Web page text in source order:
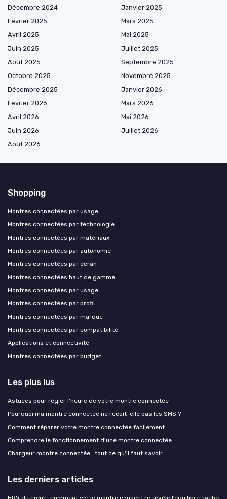
Décembre 2024
Janvier 2025
Février 2025
Mars 2025
Avril 2025
Mai 2025
Juin 2025
Juillet 2025
Août 2025
Septembre 2025
Octobre 2025
Novembre 2025
Décembre 2025
Janvier 2026
Février 2026
Mars 2026
Avril 2026
Mai 2026
Juin 2026
Juillet 2026
Août 2026
Shopping
Montres connectées par usage
Montres connectées par technologie
Montres connectées par matériaux
Montres connectées par autonomie
Montres connectées par écran
Montres connectées haut de gamme
Montres connectées par usage
Montres connectées par profil
Montres connectées par marque
Montres connectées par compatibilité
Applications et connectivité
Montres connectées par budget
Les plus lus
Astuces pour régler l'heure de votre montre connectée
Pourquoi ma montre connectée ne reçoit-elle pas les SMS ?
Comment réparer votre montre connectée facilement
Comprendre le fonctionnement d'une montre connectée
Chargeur montre connectée : tout ce qu'il faut savoir
Les derniers articles